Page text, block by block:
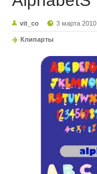
vit_co 3 марта 2010
Клипарты